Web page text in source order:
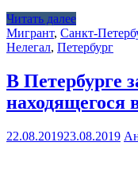
Читать далее
Мигрант, Санкт-
Нелегал, Петербург
В Петербурге
находящегося
22.08.201923.08.2019